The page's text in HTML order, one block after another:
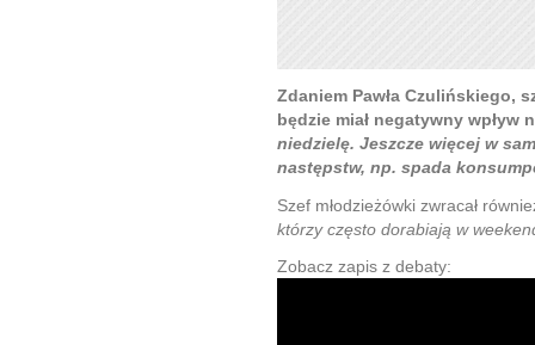
Zdaniem Pawła Czulińskiego,
będzie miał negatywny wpływ
niedzielę. Jeszcze więcej w
następstw, np. spada
Szef młodzieżówki zwracał
którzy często dorabiają w
Zobacz zapis z debaty: